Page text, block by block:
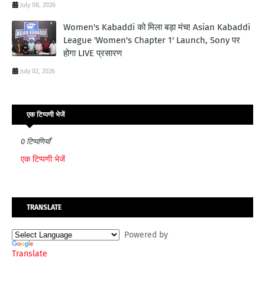
July 08, 2026
Women's Kabaddi को मिला बड़ा मंच! Asian Kabaddi
League 'Women's Chapter 1' Launch, Sony पर
होगा LIVE प्रसारण
July 02, 2026
एक टिप्पणी भेजें
0 टिप्पणियाँ
एक टिप्पणी भेजें
TRANSLATE
Powered by
Translate